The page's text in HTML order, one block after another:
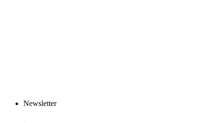
Newsletter